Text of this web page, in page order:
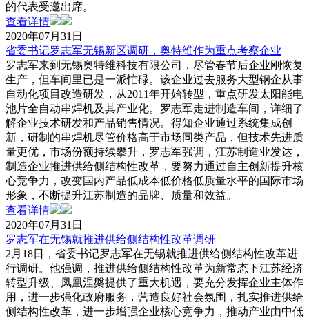
的代表受邀出席。
查看详情
2020年07月31日
省委书记罗志军无锡新区调研，奥特维作为重点考察企业
罗志军来到无锡奥特维科技有限公司，尽管春节后企业刚恢复
生产，但车间里已是一派忙碌。该企业过去服务大型钢企从事
自动化项目改造研发，从2011年开始转型，重点研发太阳能电
池片全自动串焊机及其产业化。罗志军走进制造车间，详细了
解企业技术研发和产品销售情况。得知企业通过系统集成创
新，研制的串焊机尽管价格高于市场同类产品，但技术先进质
量更优，市场份额持续攀升，罗志军强调，江苏制造业发达，
制造企业推进供给侧结构性改革，要努力通过自主创新提升核
心竞争力，改变国内产品低成本低价格低质量水平的国际市场
形象，不断提升江苏制造的品牌、质量和效益。
查看详情
2020年07月31日
罗志军在无锡就推进供给侧结构性改革调研
2月18日，省委书记罗志军在无锡就推进供给侧结构性改革进
行调研。他强调，推进供给侧结构性改革为新常态下江苏经济
转型升级、凤凰涅槃提供了重大机遇，要充分发挥企业主体作
用，进一步强化政府服务，营造良好社会氛围，扎实推进供给
侧结构性改革，进一步增强企业核心竞争力，推动产业由中低